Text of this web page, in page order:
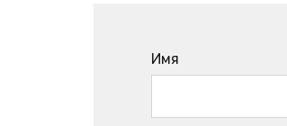
Имя